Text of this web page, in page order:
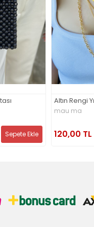
Kolye 4lü
Sepete Ekle
Antik Altın
mau ma
120,00 TL